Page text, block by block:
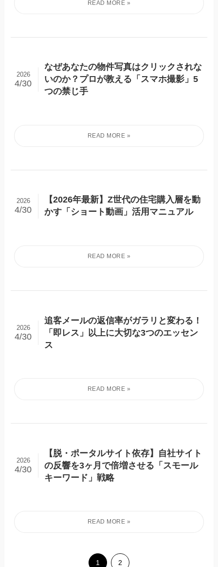
なぜあなたの物件写真はクリックされな
いのか？プロが教える「スマホ撮影」5
つの禁じ手
2026
4/30
【2026年最新】Z世代の住宅購入層を動
かす「ショート動画」活用マニュアル
2026
4/30
追客メールの返信率がガラリと変わる！
「即レス」以上に大切な3つのエッセン
ス
2026
4/30
【脱・ポータルサイト依存】自社サイト
の反響を3ヶ月で倍増させる「スモール
キーワード」戦略
2026
4/30
1 2